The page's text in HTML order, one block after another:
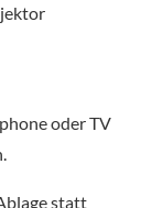
oder TV
statt